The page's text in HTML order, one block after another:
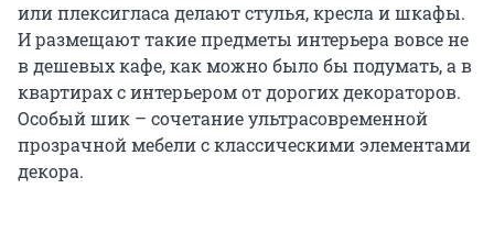
или плексигласа делают стулья, кресла и шкафы.
И размещают такие предметы интерьера вовсе не
в дешевых кафе, как можно было бы подумать, а в
квартирах с интерьером от дорогих декораторов.
Особый шик – сочетание ультрасовременной
прозрачной мебели с классическими элементами
декора.